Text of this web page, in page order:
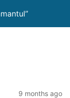
9 months ago